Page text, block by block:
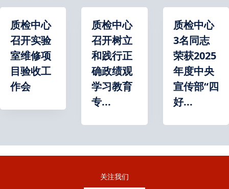
质检中心
召开实验
室维修项
目验收工
作会
质检中心
召开树立
和践行正
确政绩观
学习教育
专...
质检中心
3名同志
荣获2025
年度中央
宣传部“四
好...
关注我们